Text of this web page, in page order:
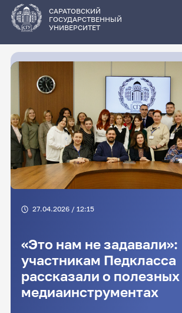
основному
содержанию
САРАТОВСКИЙ
ГОСУДАРСТВЕННЫЙ
УНИВЕРСИТЕТ
27.04.2026 / 12:15
«Это нам не задавали»:
участникам Педкласса
рассказали о полезных
медиаинструментах